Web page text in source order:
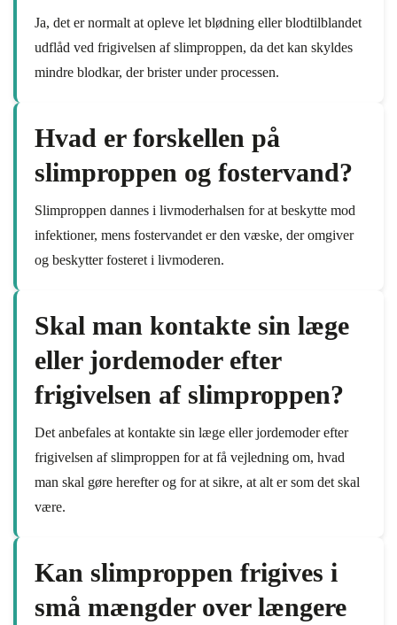
Ja, det er normalt at opleve let blødning eller blodtilblandet
udflåd ved frigivelsen af slimproppen, da det kan skyldes
mindre blodkar, der brister under processen.
Hvad er forskellen på
slimproppen og fostervand?
Slimproppen dannes i livmoderhalsen for at beskytte mod
infektioner, mens fostervandet er den væske, der omgiver
og beskytter fosteret i livmoderen.
Skal man kontakte sin læge
eller jordemoder efter
frigivelsen af slimproppen?
Det anbefales at kontakte sin læge eller jordemoder efter
frigivelsen af slimproppen for at få vejledning om, hvad
man skal gøre herefter og for at sikre, at alt er som det skal
være.
Kan slimproppen frigives i
små mængder over længere